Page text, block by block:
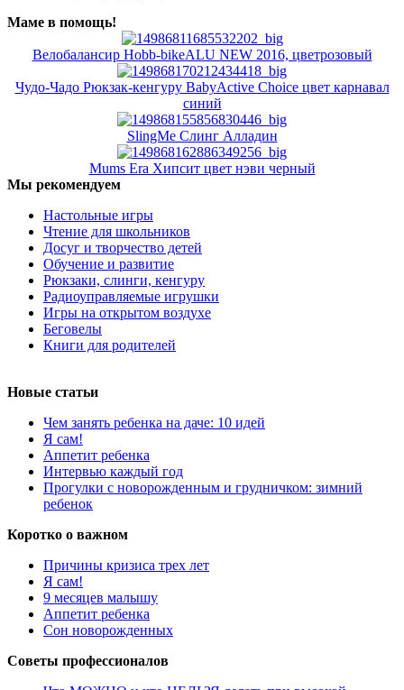
Маме в помощь!
Велобалансир Hobb-bikeALU NEW 2016, цветрозовый
Чудо-Чадо Рюкзак-кенгуру BabyActive Choice цвет карнавал
синий
SlingMe Слинг Алладин
Mums Era Хипсит цвет нэви черный
Мы рекомендуем
Настольные игры
Чтение для школьников
Досуг и творчество детей
Обучение и развитие
Рюкзаки, слинги, кенгуру
Радиоуправляемые игрушки
Игры на открытом воздухе
Беговелы
Книги для родителей
Новые статьи
Чем занять ребенка на даче: 10 идей
Я сам!
Аппетит ребенка
Интервью каждый год
Прогулки с новорожденным и грудничком: зимний
ребенок
Коротко о важном
Причины кризиса трех лет
Я сам!
9 месяцев малышу
Аппетит ребенка
Сон новорожденных
Советы профессионалов